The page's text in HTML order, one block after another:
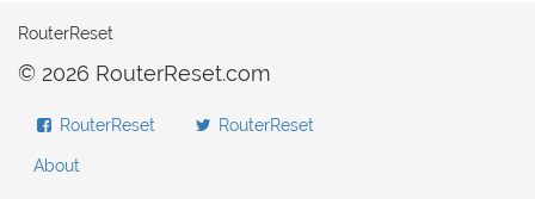
RouterReset
© 2026 RouterReset.com
RouterReset RouterReset
About